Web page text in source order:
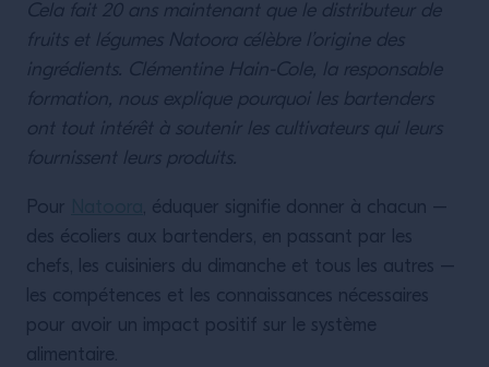
Cela fait 20 ans maintenant que le distributeur de
fruits et légumes Natoora célèbre l’origine des
ingrédients. Clémentine Hain-Cole, la responsable
formation, nous explique pourquoi les bartenders
ont tout intérêt à soutenir les cultivateurs qui leurs
fournissent leurs produits.
Pour
, éduquer signifie donner à chacun –
des écoliers aux bartenders, en passant par les
chefs, les cuisiniers du dimanche et tous les autres –
les compétences et les connaissances nécessaires
pour avoir un impact positif sur le système
alimentaire.